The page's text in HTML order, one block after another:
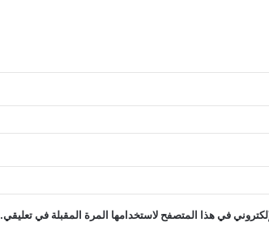
في هذا المتصفح لاستخدامها المرة المقبلة في تعليقي.